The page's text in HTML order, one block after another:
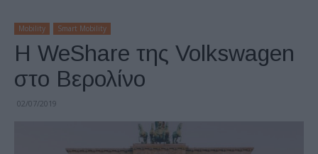
Mobility Smart Mobility
Η WeShare της Volkswagen
στο Βερολίνο
02/07/2019